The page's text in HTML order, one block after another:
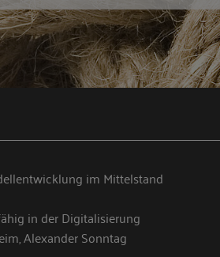
im Mittelstand
in der Digitalisierung
Alexander Sonntag